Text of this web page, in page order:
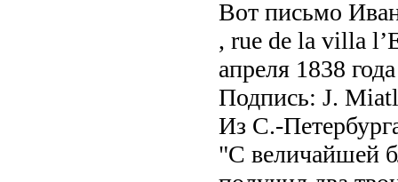
Вот письмо
, rue de la villa
апреля 1838
Подпись: J.
Из С.-
"С величайшей